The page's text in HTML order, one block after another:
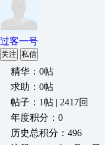
过客一号
关注 私信
精华：0帖
求助：0帖
帖子：1帖 | 2417回
年度积分：0
历史总积分：496